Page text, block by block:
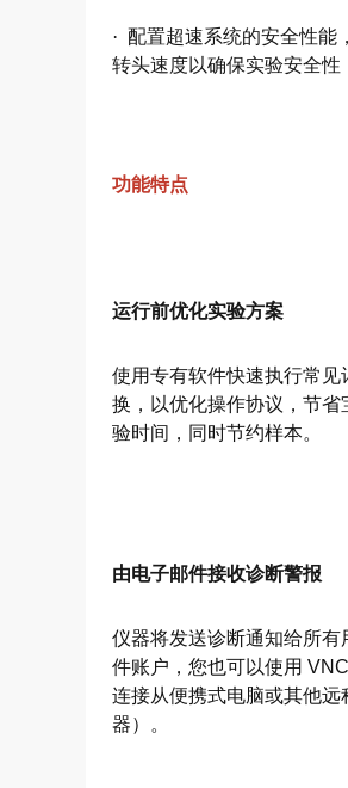
· 配置超速系统的安全性能
转头速度以确保实验安全性
功能特点
运行前优化实验方案
使用专有软件快速执行常见
换，以优化操作协议，节省
验时间，同时节约样本。
由电子邮件接收诊断警报
仪器将发送诊断通知给所有
件账户，您也可以使用
连接从便携式电脑或其他远
器）。